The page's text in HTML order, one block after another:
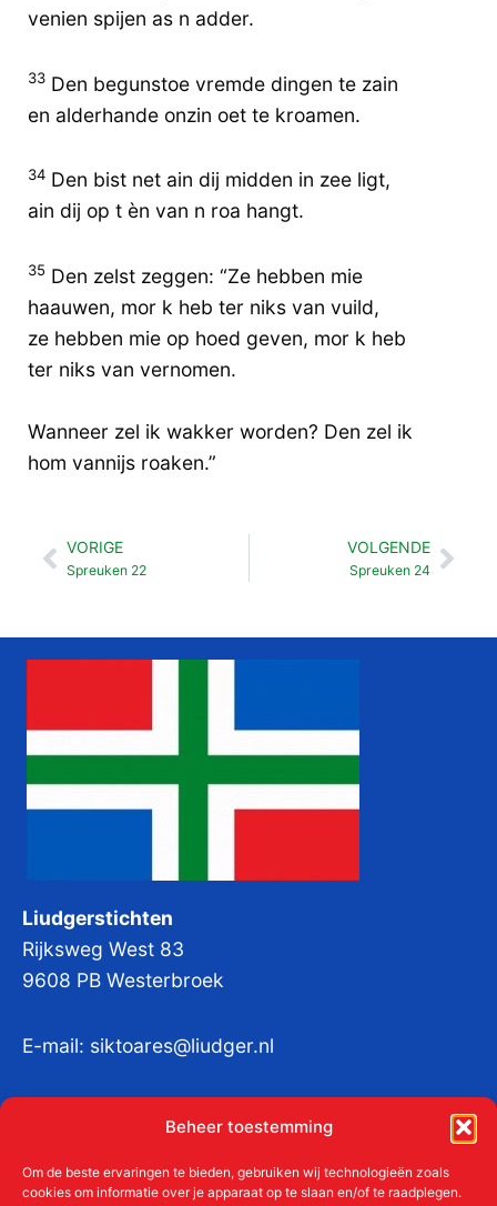
Beheer toestemming
Om de beste ervaringen te bieden, gebruiken wij technologieën zoals
cookies om informatie over je apparaat op te slaan en/of te raadplegen.
venien spijen as n adder.
33 Den begunstoe vremde dingen te zain
en alderhande onzin oet te kroamen.
34 Den bist net ain dij midden in zee ligt,
ain dij op t èn van n roa hangt.
35 Den zelst zeggen: “Ze hebben mie
haauwen, mor k heb ter niks van vuild,
ze hebben mie op hoed geven, mor k heb
ter niks van vernomen.
Wanneer zel ik wakker worden? Den zel ik
hom vannijs roaken.”
Vorige
VORIGE
Spreuken 22
VOLGENDE
Spreuken 24
Liudgerstichten
Rijksweg West 83
9608 PB Westerbroek
E-mail: siktoares@liudger.nl
KvKnr:41011712